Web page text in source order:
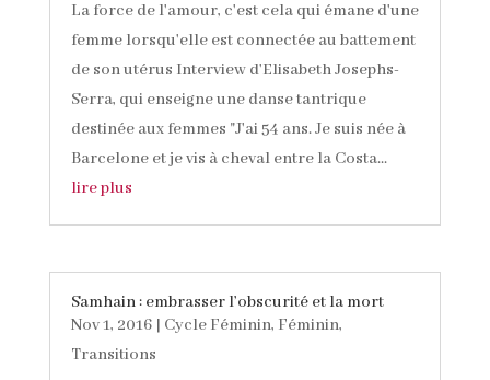
La force de l'amour, c'est cela qui émane d'une
femme lorsqu'elle est connectée au battement
de son utérus Interview d'Elisabeth Josephs-
Serra, qui enseigne une danse tantrique
destinée aux femmes "J'ai 54 ans. Je suis née à
Barcelone et je vis à cheval entre la Costa...
lire plus
Samhain : embrasser l’obscurité et la mort
Nov 1, 2016| Cycle Féminin, Féminin,
Transitions